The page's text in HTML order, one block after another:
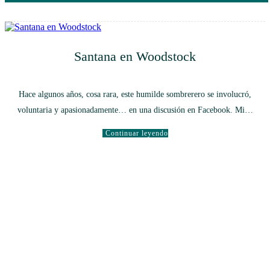
Santana en Woodstock
Hace algunos años, cosa rara, este humilde sombrerero se involucró,
voluntaria y apasionadamente… en una discusión en Facebook. Mi…
Continuar leyendo